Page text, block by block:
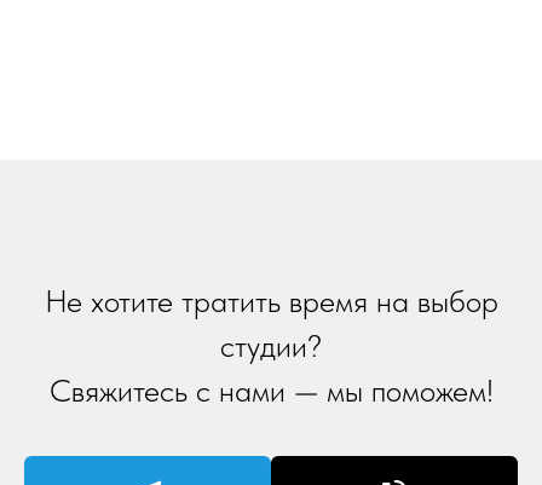
Не хотите тратить время на выбор
студии?
Свяжитесь с нами — мы поможем!